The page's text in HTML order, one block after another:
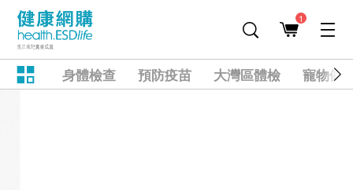
1
身體檢查 預防疫苗 大灣區體檢 寵物健